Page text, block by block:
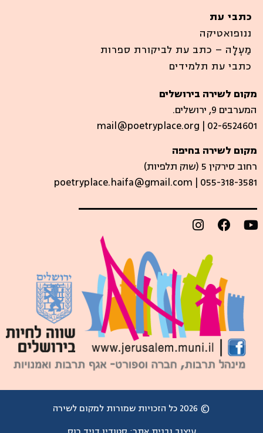
כתבי עת
ננופואטיקה
מַעְלָה – כתב עת לביקורת ספרות
כתבי עת תלמידים
מקום לשירה בירושלים
המערבים 9, ירושלים.
mail@poetryplace.org | 02-6524601
מקום לשירה בחיפה
רחוב סירקין 5 (שוק תלפיות)​
poetryplace.haifa@gmail.com | ​055-318-3581
© 2026 כל הזכויות שמורות למקום לשירה